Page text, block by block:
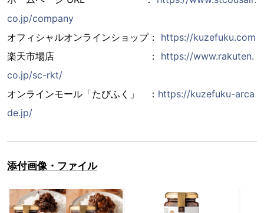
co.jp/company
オフィシャルオンラインショップ： https://kuzefuku.com
楽天市場店 ： https://www.rakuten.
co.jp/sc-rkt/
オンラインモール「たびふく」 ： https://kuzefuku-arca
de.jp/
添付画像・ファイル